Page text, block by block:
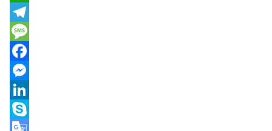
WhatsApp
Telegram
Message
Facebook
Messenger
LinkedIn